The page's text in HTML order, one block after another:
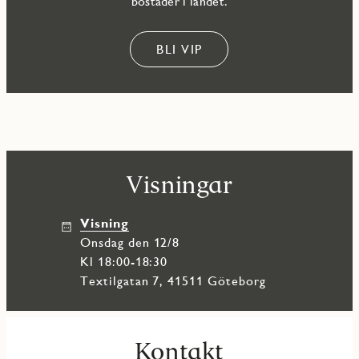
BLI VIP
Visningar
Visning
onsdag den 12/8
Kl 18:00-18:30
Textilgatan 7, 41511 Göteborg
Kontakt